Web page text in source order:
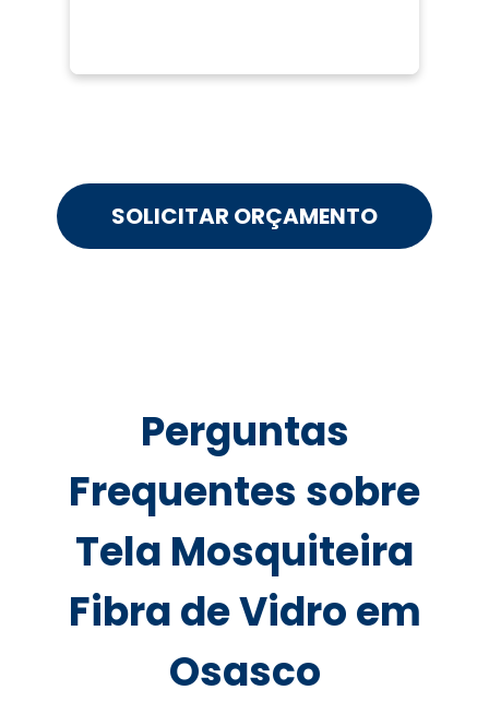
SOLICITAR ORÇAMENTO
Perguntas
Frequentes sobre
Tela Mosquiteira
Fibra de Vidro em
Osasco